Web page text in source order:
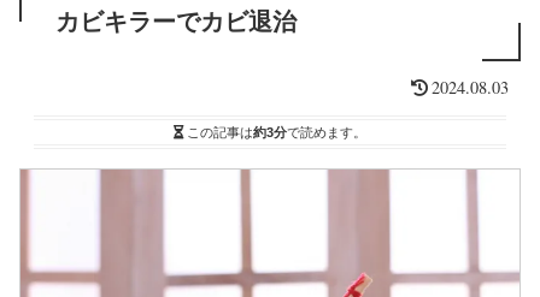
カビキラーでカビ退治
2024.08.03
この記事は約3分で読めます。